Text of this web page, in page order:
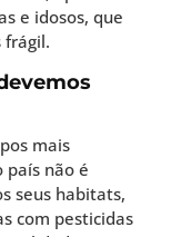
e idosos, que
mais
país não é
seus habitats,
com pesticidas